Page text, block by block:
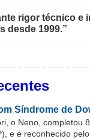
rigor técnico e
desde 1999.”
Síndrome de
o Neno, completou
e é reconhecido